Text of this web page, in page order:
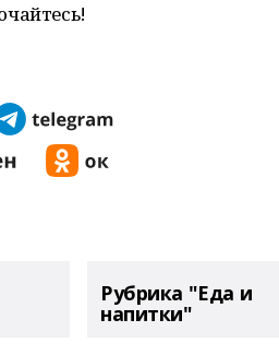
Рубрика "Еда и
напитки"